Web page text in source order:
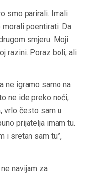
smo parirali. Imali
poentirati. Da
smjeru. Moji
razini. Poraz boli, ali
ne igramo samo na
ne ide preko noći,
vrlo često sam u
prijatelja imam tu.
i sretan sam tu”,
navijam za